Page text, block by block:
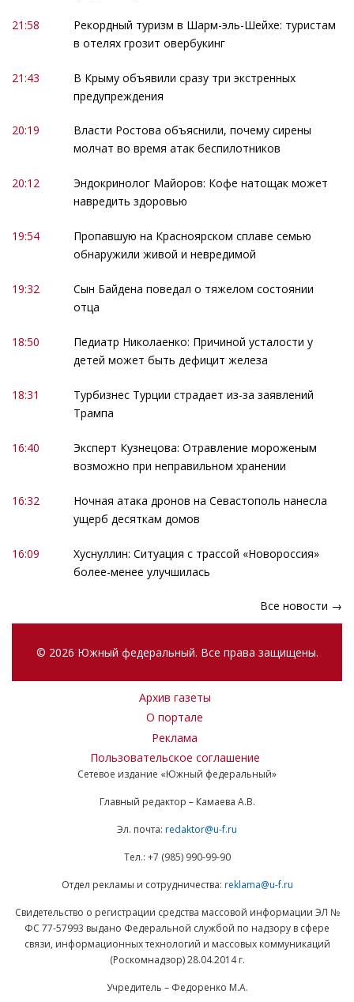
21:58
Рекордный туризм в Шарм-эль-Шейхе: туристам
в отелях грозит овербукинг
21:43
В Крыму объявили сразу три экстренных
предупреждения
20:19
Власти Ростова объяснили, почему сирены
молчат во время атак беспилотников
20:12
Эндокринолог Майоров: Кофе натощак может
навредить здоровью
19:54
Пропавшую на Красноярском сплаве семью
обнаружили живой и невредимой
19:32
Сын Байдена поведал о тяжелом состоянии
отца
18:50
Педиатр Николаенко: Причиной усталости у
детей может быть дефицит железа
18:31
Турбизнес Турции страдает из-за заявлений
Трампа
16:40
Эксперт Кузнецова: Отравление мороженым
возможно при неправильном хранении
16:32
Ночная атака дронов на Севастополь нанесла
ущерб десяткам домов
16:09
Хуснуллин: Ситуация с трассой «Новороссия»
более-менее улучшилась
Все новости →
© 2026 Южный федеральный. Все права защищены.
Архив газеты
О портале
Реклама
Пользовательское соглашение
Сетевое издание «Южный федеральный»
Главный редактор – Камаева А.В.
Эл. почта: redaktor@u-f.ru
Тел.: +7 (985) 990-99-90
Отдел рекламы и сотрудничества: reklama@u-f.ru
Свидетельство о регистрации средства массовой информации ЭЛ №
ФС 77-57993 выдано Федеральной службой по надзору в сфере
связи, информационных технологий и массовых коммуникаций
(Роскомнадзор) 28.04.2014 г.
Учредитель – Федоренко М.А.